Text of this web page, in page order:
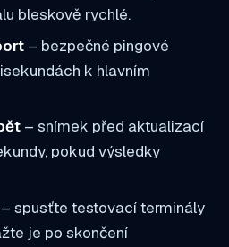
bleskově rychlé.
– bezpečné pingové
k hlavním
– snímek před aktualizací
pokud výsledky
spusťte testovací terminály
je po skončení